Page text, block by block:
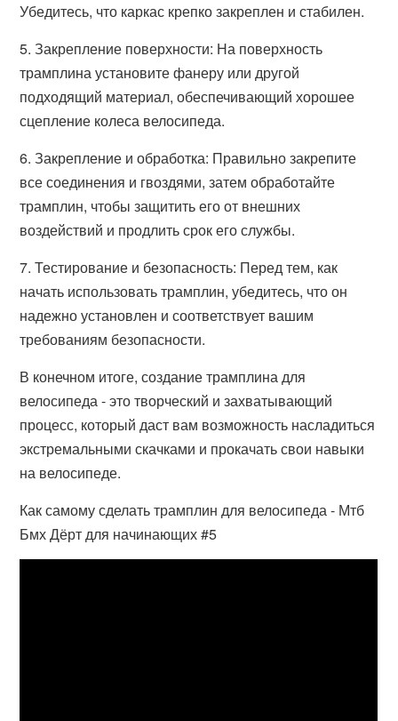
Убедитесь, что каркас крепко закреплен и стабилен.
5. Закрепление поверхности: На поверхность
трамплина установите фанеру или другой
подходящий материал, обеспечивающий хорошее
сцепление колеса велосипеда.
6. Закрепление и обработка: Правильно закрепите
все соединения и гвоздями, затем обработайте
трамплин, чтобы защитить его от внешних
воздействий и продлить срок его службы.
7. Тестирование и безопасность: Перед тем, как
начать использовать трамплин, убедитесь, что он
надежно установлен и соответствует вашим
требованиям безопасности.
В конечном итоге, создание трамплина для
велосипеда - это творческий и захватывающий
процесс, который даст вам возможность насладиться
экстремальными скачками и прокачать свои навыки
на велосипеде.
Как самому сделать трамплин для велосипеда - Мтб
Бмх Дёрт для начинающих #5